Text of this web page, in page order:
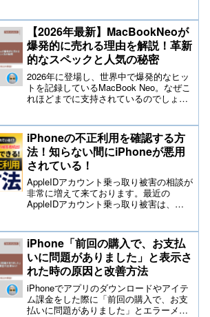
想、セキュリティ強化についても網羅。
iPhoneの未来を先取りしましょう。
【2026年最新】MacBookNeoが
爆発的に売れる理由を解説！革新
的なスペックと人気の秘密
2026年に登場し、世界中で爆発的なヒッ
トを記録しているMacBook Neo。なぜこ
れほどまでに支持されているのでしょう
のAI処理能力、そして洗練されたデザイ
ンなど、売れている理由を専門的な視点
から詳細に解説します。
iPhoneの不正利用を確認する方
法！知らない間にiPhoneが悪用
されている！
AppleIDアカウント乗っ取り被害の相談が
非常に増えて来ております。最近の
AppleIDアカウント乗っ取り被害は、
性があります。今回の記事ではiPhoneが
不正利用されているのか？元Appleスペシ
ャリストが解説しております。
iPhone「前回の購入で、お支払
いに問題がありました」と表示さ
れた時の原因と改善方法
iPhoneでアプリのダウンロードやアイテ
ム課金をした際に「前回の購入で、お支
払いに問題がありました」とエラーメッ